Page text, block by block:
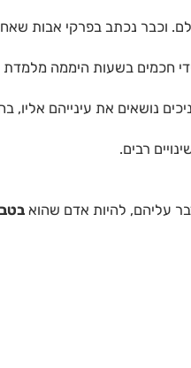
וכבר נכתב בפרקי אבות
חכמים בשעות היממה מלמדת
נושאים את עינייהם אליו,
רבים.
עליהם, להיות אדם שהוא